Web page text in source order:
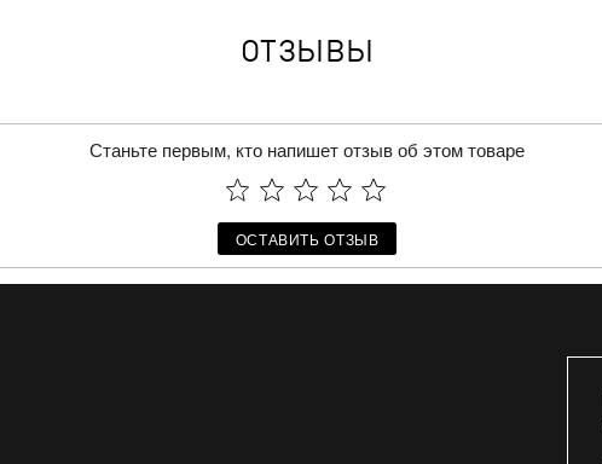
ОТЗЫВЫ
Станьте первым, кто напишет отзыв об этом товаре
ОСТАВИТЬ ОТЗЫВ